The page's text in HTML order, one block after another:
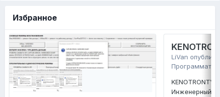
Избранное
LiVan
KENOTRONTV
Инженерный